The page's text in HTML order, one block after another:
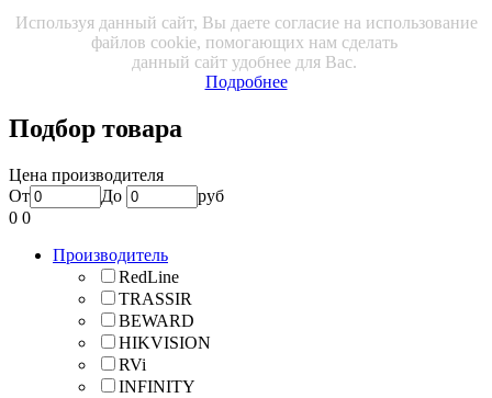
Используя данный сайт, Вы даете согласие на использование
файлов cookie, помогающих нам сделать
данный сайт удобнее для Вас.
Подробнее
Подбор товара
Цена производителя
От
До
руб
0 0
Производитель
RedLine
TRASSIR
BEWARD
HIKVISION
RVi
INFINITY